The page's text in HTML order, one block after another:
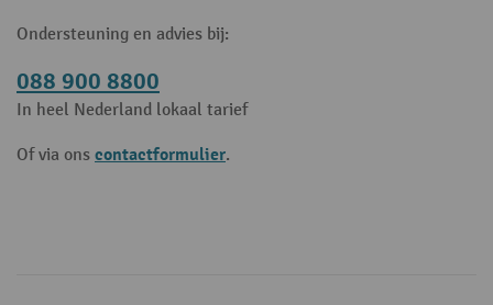
Ondersteuning en advies bij:
088 900 8800
In heel Nederland lokaal tarief
Of via ons contactformulier.